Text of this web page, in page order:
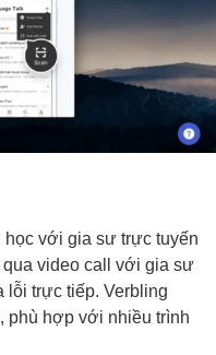
với gia sư trực tuyến
video call với gia sư
trực tiếp. Verbling
phù hợp với nhiều trình